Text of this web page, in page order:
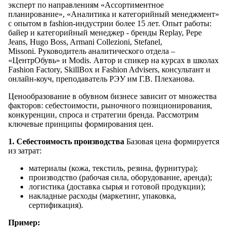
эксперт по направлениям «Ассортиментное
планирование», «Аналитика и категорийный менеджмент»
с опытом в fashion-индустрии более 15 лет. Опыт работы:
байер и категорийный менеджер - бренды Replay, Pepe
Jeans, Hugo Boss, Armani Collezioni, Stefanel,
Missoni. Руководитель аналитического отдела –
«ЦентрОбувь» и Modis. Автор и спикер на курсах в школах
Fashion Factory, SkillBox и Fashion Advisers, консультант и
онлайн-коуч, преподаватель РЭУ им Г.В. Плеханова.
Ценообразование в обувном бизнесе зависит от множества
факторов: себестоимости, рыночного позиционирования,
конкуренции, спроса и стратегии бренда. Рассмотрим
ключевые принципы формирования цен.
1. Себестоимость производства Базовая цена формируется
из затрат:
материалы (кожа, текстиль, резина, фурнитура);
производство (рабочая сила, оборудование, аренда);
логистика (доставка сырья и готовой продукции);
накладные расходы (маркетинг, упаковка,
сертификация).
Пример: